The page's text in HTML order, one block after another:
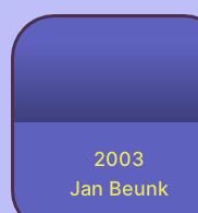
2003
Jan Beunk